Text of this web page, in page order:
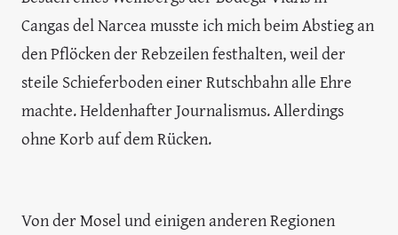
Cangas del Narcea musste ich mich beim Abstieg an
den Pflöcken der Rebzeilen festhalten, weil der
steile Schieferboden einer Rutschbahn alle Ehre
machte. Heldenhafter Journalismus. Allerdings
ohne Korb auf dem Rücken.
Von der Mosel und einigen anderen Regionen